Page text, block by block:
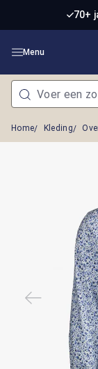
Ga naar de 70+
Menu
Home Kleding